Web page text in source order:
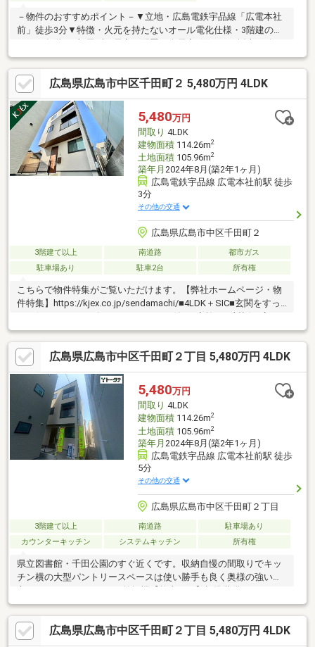
－物件のおすすめポイント－▼立地・広島電鉄宇品線「広電本社
前」徒歩3分▼特徴・火元を持たないオール電化仕様・3階建の住
保・キッチンと洗面室が近く、家事効率に配慮・2階廊下にミニキ
ッチン有・各洋室・各階廊下に収納スペースを設置・1階・2階に
トイレ有▼2026年6月室内リフォーム内容【張替】全室クロス、
フロアタイル上張り(各居室)▼周辺環境・マックスバリュ千田店
徒歩3分(約210m)■ ご希望の住まい探しをお手伝いします
━━━━━・・・物件の詳細・ご相談はお気軽にお問い合わせく
ださい。
広島県広島市中区千田町２ 5,480万円 4LDK
5,480万円
間取り 4LDK
建物面積114.26m2
土地面積105.96m2
築年月 2024年8月(築2年1ヶ月)
広島電鉄宇品線 広電本社前駅 徒歩
3分
その他の交通
広島県広島市中区千田町２
3階建て以上 南道路
都市ガス
駐車場あり
駐車2台 所有権
こちらで物件特集がご覧いただけます。【弊社ホームページ・物
件特集】https://kjex.co.jp/sendamachi/■4LDK＋SIC■玄関をすっ
る対面キッチン■ガス衣類乾燥機「乾太くん」付き■駐車場2台可
能（車種による）■フラット35S金利Aプラン対応
広島県広島市中区千田町２丁目 5,480万円 4LDK
5,480万円
間取り 4LDK
建物面積114.26m2
土地面積105.96m2
築年月 2024年8月(築2年1ヶ月)
広島電鉄宇品線 広電本社前駅 徒歩
5分
その他の交通
広島県広島市中区千田町２丁目
3階建て以上 南道路
駐車場あり
カウンターキッチン
システムキッチン 所有権
県立図書館・千田公園のすぐ近くです。収納自慢の間取りでキッ
チン横の大型パントリースペースは使い勝手も良く奥様の強い味
広島県広島市中区千田町２丁目 5,480万円 4LDK